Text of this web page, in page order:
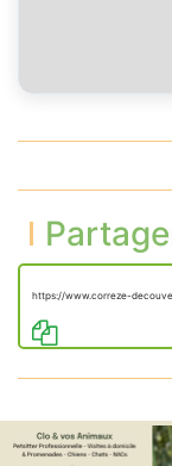
https://www.correze-